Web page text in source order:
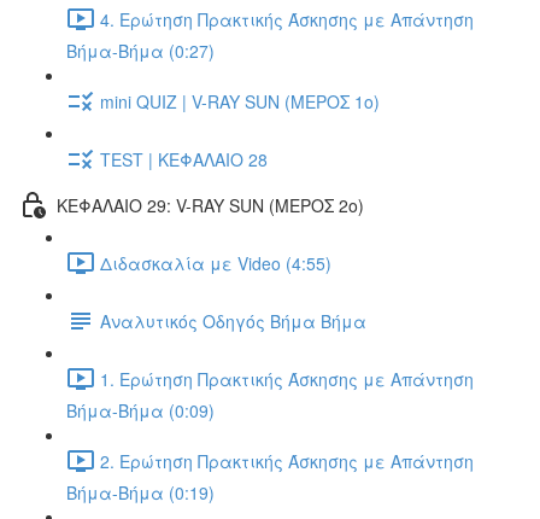
4. Ερώτηση Πρακτικής Άσκησης με Απάντηση
Βήμα-Βήμα (0:27)
mini QUIZ | V-RAY SUN (ΜΕΡΟΣ 1o)
TEST | ΚΕΦΑΛΑΙΟ 28
ΚΕΦΑΛΑΙΟ 29: V-RAY SUN (ΜΕΡΟΣ 2o)
Διδασκαλία με Video (4:55)
Αναλυτικός Οδηγός Βήμα Βήμα
1. Ερώτηση Πρακτικής Άσκησης με Απάντηση
Βήμα-Βήμα (0:09)
2. Ερώτηση Πρακτικής Άσκησης με Απάντηση
Βήμα-Βήμα (0:19)